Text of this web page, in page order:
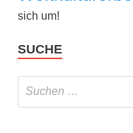
sich um!
SUCHE